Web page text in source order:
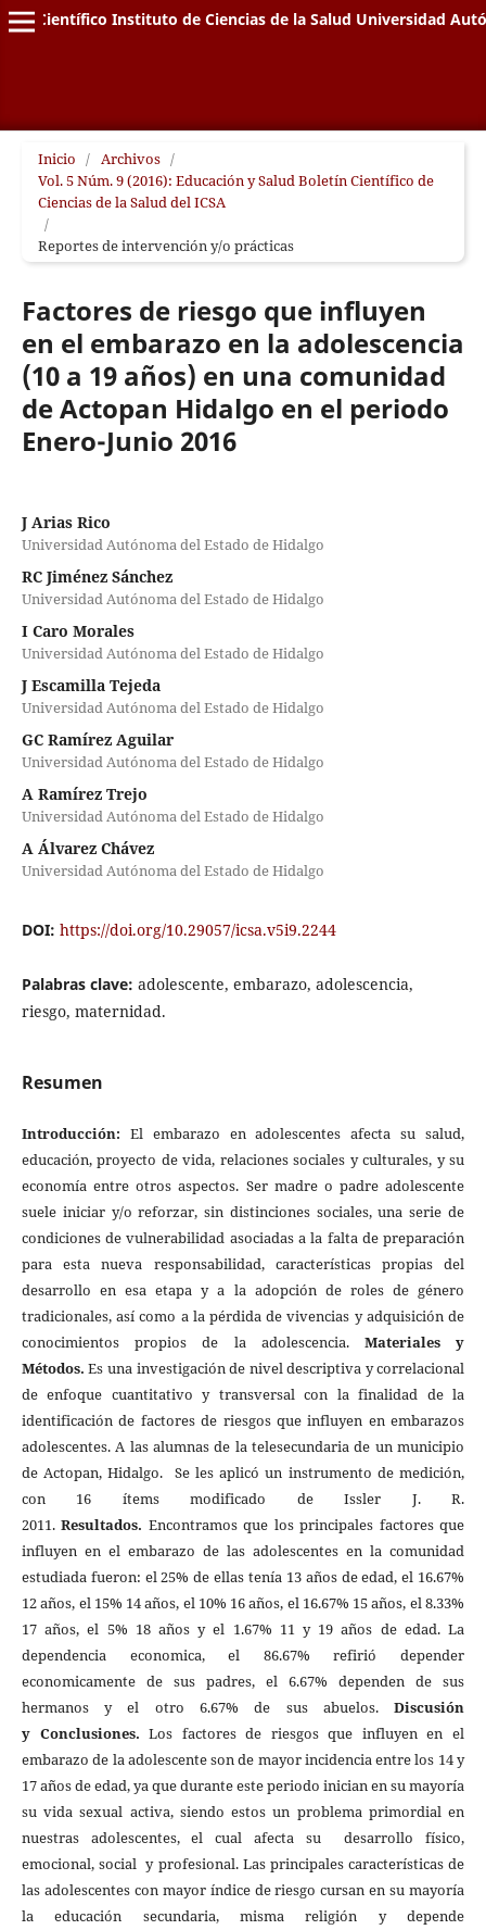
Científico Instituto de Ciencias de la Salud Universidad
Inicio / Archivos /
Vol. 5 Núm. 9 (2016): Educación y Salud Boletín Científico de
Ciencias de la Salud del ICSA
/
Reportes de intervención y/o prácticas
Factores de riesgo que influyen
en el embarazo en la adolescencia
(10 a 19 años) en una comunidad
de Actopan Hidalgo en el periodo
Enero-Junio 2016
J Arias Rico
Universidad Autónoma del Estado de Hidalgo
RC Jiménez Sánchez
Universidad Autónoma del Estado de Hidalgo
I Caro Morales
Universidad Autónoma del Estado de Hidalgo
J Escamilla Tejeda
Universidad Autónoma del Estado de Hidalgo
GC Ramírez Aguilar
Universidad Autónoma del Estado de Hidalgo
A Ramírez Trejo
Universidad Autónoma del Estado de Hidalgo
A Álvarez Chávez
Universidad Autónoma del Estado de Hidalgo
DOI: https://doi.org/10.29057/icsa.v5i9.2244
Palabras clave: adolescente, embarazo, adolescencia,
riesgo, maternidad.
Resumen
Introducción: El embarazo en adolescentes afecta su salud,
educación, proyecto de vida, relaciones sociales y culturales, y su
economía entre otros aspectos. Ser madre o padre adolescente
suele iniciar y/o reforzar, sin distinciones sociales, una serie de
condiciones de vulnerabilidad asociadas a la falta de preparación
para esta nueva responsabilidad, características propias del
desarrollo en esa etapa y a la adopción de roles de género
tradicionales, así como a la pérdida de vivencias y adquisición de
conocimientos propios de la adolescencia. Materiales y
Métodos.Es una investigación de nivel descriptiva y correlacional
de enfoque cuantitativo y transversal con la finalidad de la
identificación de factores de riesgos que influyen en embarazos
adolescentes. A las alumnas de la telesecundaria de un municipio
de Actopan, Hidalgo. Se les aplicó un instrumento de medición,
con 16 ítems modificado de Issler J. R.
2011.Resultados. Encontramos que los principales factores que
influyen en el embarazo de las adolescentes en la comunidad
estudiada fueron: el 25% de ellas tenía 13 años de edad, el 16.67%
12 años, el 15% 14 años, el 10% 16 años, el 16.67% 15 años, el 8.33%
17 años, el 5% 18 años y el 1.67% 11 y 19 años de edad. La
dependencia economica, el 86.67% refirió depender
economicamente de sus padres, el 6.67% dependen de sus
hermanos y el otro 6.67% de sus abuelos.Discusión
y Conclusiones. Los factores de riesgos que influyen en el
embarazo de la adolescente son de mayor incidencia entre los 14 y
17 años de edad, ya que durante este periodo inician en su mayoría
su vida sexual activa, siendo estos un problema primordial en
nuestras adolescentes, el cual afecta su desarrollo físico,
emocional, social y profesional. Las principales características de
las adolescentes con mayor índice de riesgo cursan en su mayoría
la educación secundaria, misma religión y depende